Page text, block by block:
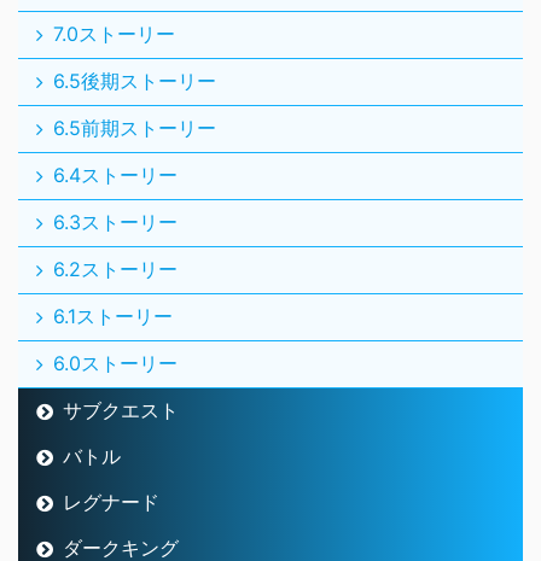
7.0ストーリー
6.5後期ストーリー
6.5前期ストーリー
6.4ストーリー
6.3ストーリー
6.2ストーリー
6.1ストーリー
6.0ストーリー
サブクエスト
バトル
レグナード
ダークキング